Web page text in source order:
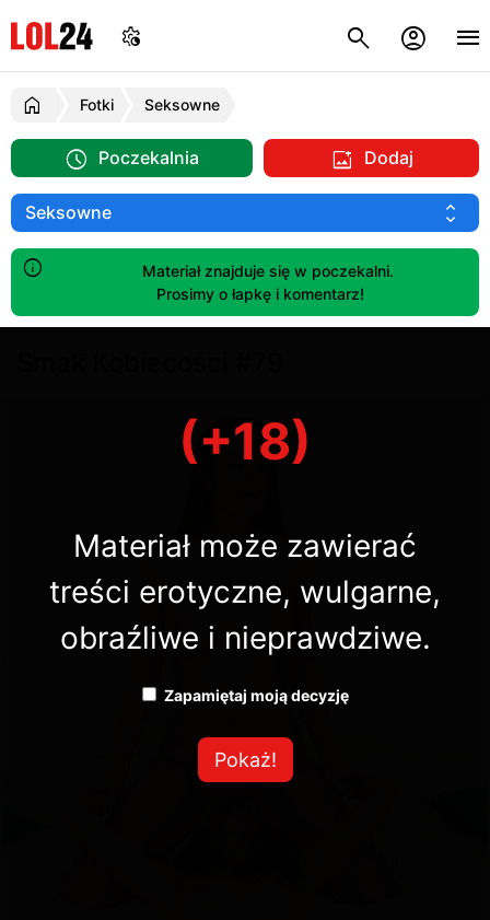
Fotki Seksowne
Poczekalnia Dodaj
Materiał znajduje się w poczekalni.
Prosimy o łapkę i komentarz!
(+18)
Materiał może zawierać
treści erotyczne, wulgarne,
obraźliwe i nieprawdziwe.
Zapamiętaj moją decyzję
Pokaż!